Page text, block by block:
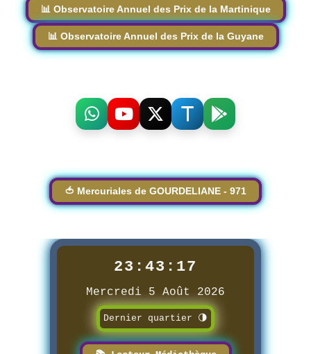
📊 Observatoire Annuel des Prix de la Martinique
📊 Observatoire Annuel des Prix de la Guyane
🍅 Mercuriales de GOURDELIANE - 971
23:43:17
Mercredi 5 Août 2026
Dernier quartier 🌗